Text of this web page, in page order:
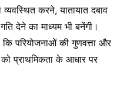
करने, यातायात दबाव
देने का माध्यम भी बनेंगी।
कि परियोजनाओं की गुणवत्ता और
को प्राथमिकता के आधार पर